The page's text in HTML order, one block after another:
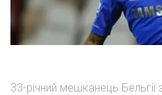
33-річний мешканець